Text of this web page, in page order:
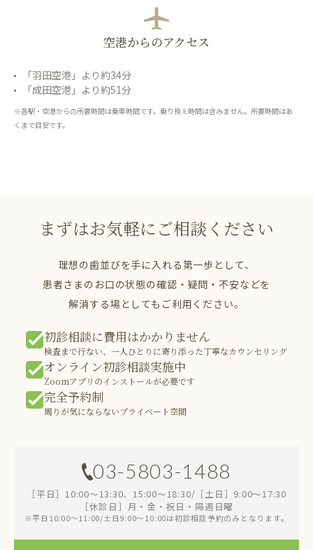
空港からのアクセス
「羽田空港」より約34分
「成田空港」より約51分
※各駅・空港からの所要時間は乗車時間です。乗り換え時間は含みません。所要時間はあ
くまで目安です。
まずはお気軽にご相談ください
理想の歯並びを手に入れる第一歩として、
患者さまのお口の状態の確認・疑問・不安などを
解消する場としてもご利用ください。
初診相談に費用はかかりません
検査まで行ない、一人ひとりに寄り添った丁寧なカウンセリング
オンライン初診相談実施中
Zoomアプリのインストールが必要です
完全予約制
周りが気にならないプライベート空間
03-5803-1488
［平日］10:00～13:30、15:00～18:30/［土日］9:00～17:30
［休診日］月・金・祝日・隔週日曜
※平日10:00～11:00/土日9:00～10:00は初診相談予約のみとなります。